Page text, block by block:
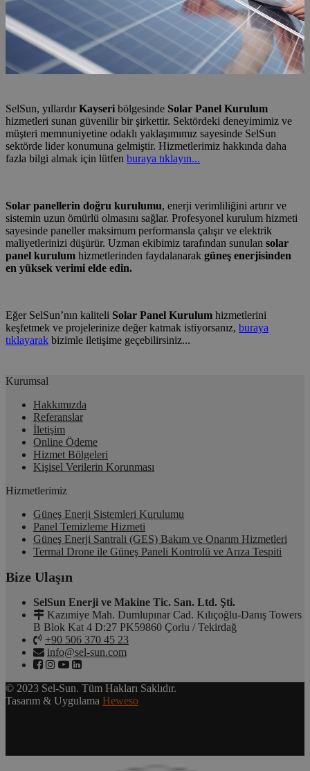
SelSun, yıllardırKayseri bölgesinde Solar Panel Kurulum
hizmetleri sunan güvenilir bir şirkettir. Sektördeki deneyimimiz ve
müşteri memnuniyetine odaklı yaklaşımımız sayesinde SelSun
sektörde lider konumuna gelmiştir. Hizmetlerimiz hakkında daha
fazla bilgi almak için lütfen buraya tıklayın...
Solar panellerin doğru kurulumu, enerji verimliliğini artırır ve
sistemin uzun ömürlü olmasını sağlar. Profesyonel kurulum hizmeti
sayesinde paneller maksimum performansla çalışır ve elektrik
maliyetlerinizi düşürür. Uzman ekibimiz tarafından sunulan solar
panel kurulum hizmetlerinden faydalanarak güneş enerjisinden
en yüksek verimi elde edin.
Eğer SelSun’nın kaliteli Solar Panel Kurulum hizmetlerini
keşfetmek ve projelerinize değer katmak istiyorsanız, buraya
tıklayarak bizimle iletişime geçebilirsiniz...
Kurumsal
Hakkımızda
Referanslar
İletişim
Online Ödeme
Hizmet Bölgeleri
Kişisel Verilerin Korunması
Hizmetlerimiz
Güneş Enerji Sistemleri Kurulumu
Panel Temizleme Hizmeti
Güneş Enerji Santrali (GES) Bakım ve Onarım Hizmetleri
Termal Drone ile Güneş Paneli Kontrolü ve Arıza Tespiti
Bize Ulaşın
SelSun Enerji ve Makine Tic. San. Ltd. Şti.
Kazımiye Mah. Dumlupınar Cad. Kılıçoğlu-Danış Towers
B Blok Kat 4 D:27 PK59860 Çorlu / Tekirdağ
+90 506 370 45 23
info@sel-sun.com
© 2023 Sel-Sun. Tüm Hakları Saklıdır.
Tasarım & Uygulama Heweso